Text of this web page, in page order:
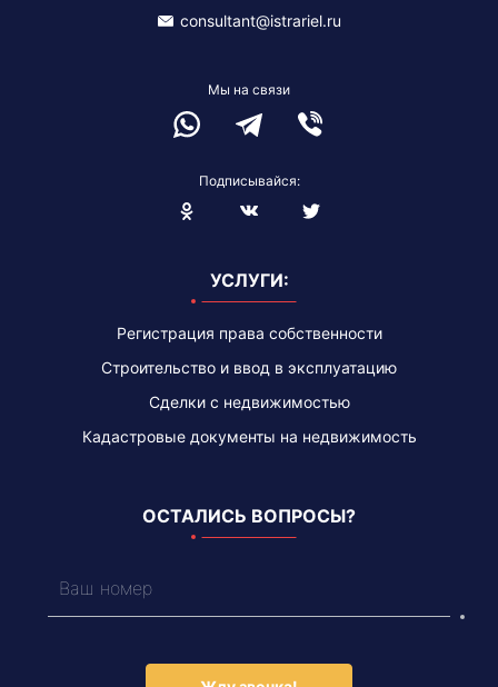
consultant@istrariel.ru
Мы на связи
Подписывайся:
Blogger
УСЛУГИ:
Регистрация права собственности
Строительство и ввод в эксплуатацию
Сделки с недвижимостью
Кадастровые документы на недвижимость
ОСТАЛИСЬ ВОПРОСЫ?